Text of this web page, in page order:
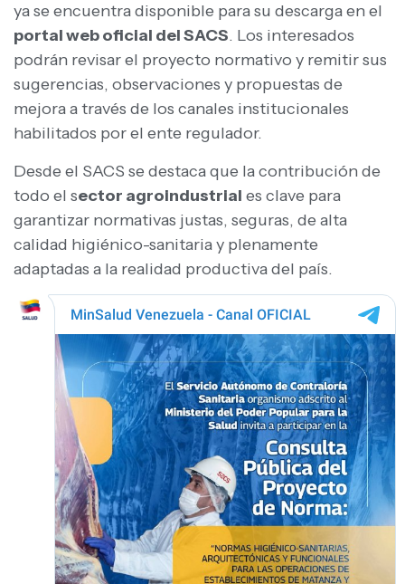
ya se encuentra disponible para su descarga en el
portal web oficial del SACS. Los interesados
podrán revisar el proyecto normativo y remitir sus
sugerencias, observaciones y propuestas de
mejora a través de los canales institucionales
habilitados por el ente regulador.
Desde el SACS se destaca que la contribución de
todo el sector agroindustrial es clave para
garantizar normativas justas, seguras, de alta
calidad higiénico-sanitaria y plenamente
adaptadas a la realidad productiva del país.